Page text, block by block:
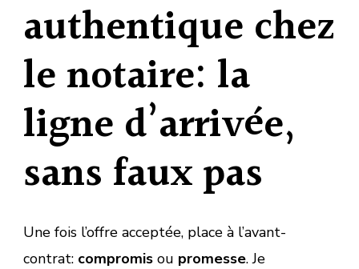
authentique chez
le notaire: la
ligne d’arrivée,
sans faux pas
Une fois l’offre acceptée, place à l’avant-
contrat: compromis ou promesse. Je